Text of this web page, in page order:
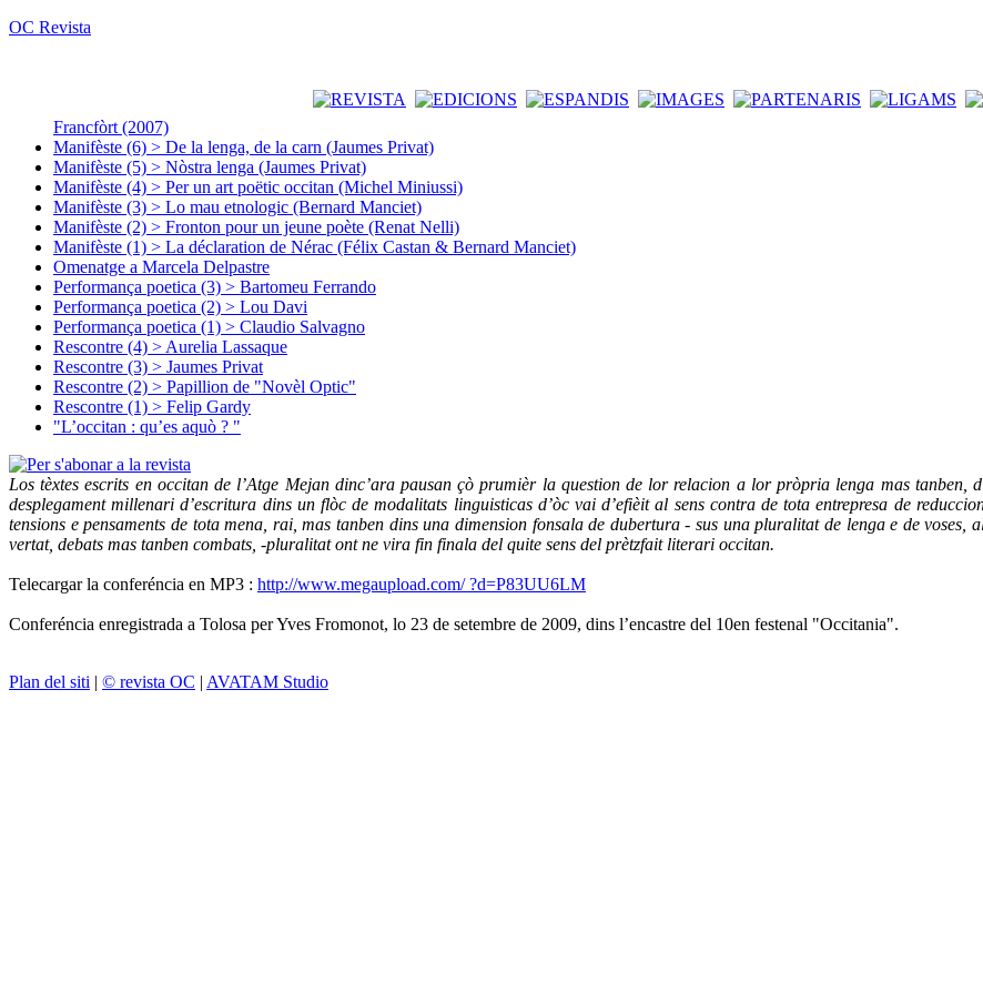
OC Revista
Francfòrt (2007)
Manifèste (6) > De la lenga, de la carn (Jaumes Privat)
Manifèste (5) > Nòstra lenga (Jaumes Privat)
Manifèste (4) > Per un art poëtic occitan (Michel Miniussi)
Manifèste (3) > Lo mau etnologic (Bernard Manciet)
Manifèste (2) > Fronton pour un jeune poète (Renat Nelli)
Manifèste (1) > La déclaration de Nérac (Félix Castan & Bernard Manciet)
Omenatge a Marcela Delpastre
Performança poetica (3) > Bartomeu Ferrando
Performança poetica (2) > Lou Davi
Performança poetica (1) > Claudio Salvagno
Rescontre (4) > Aurelia Lassaque
Rescontre (3) > Jaumes Privat
Rescontre (2) > Papillion de "Novèl Optic"
Rescontre (1) > Felip Gardy
"L’occitan : qu’es aquò ? "
Los tèxtes escrits en occitan de l’Atge Mejan dinc’ara pausan çò prumièr la question de lor relacion a lor pròpria lenga mas
desplegament millenari d’escritura dins un flòc de modalitats linguisticas d’òc vai d’efièit al sens contra de tota entrepresa de
tensions e pensaments de tota mena, rai, mas tanben dins una dimension fonsala de dubertura - sus una pluralitat de lenga e de voses,
vertat, debats mas tanben combats, -pluralitat ont ne vira fin finala del quite sens del prètzfait literari occitan.
Telecargar la conferéncia en MP3 : http://www.megaupload.com/ ?d=P83UU6LM
Conferéncia enregistrada a Tolosa per Yves Fromonot, lo 23 de setembre de 2009, dins l’encastre del 10en festenal "Occitania".
Plan del siti | © revista OC | AVATAM Studio